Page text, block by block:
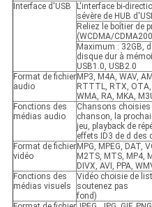
Interface d'USB
L'interface bi-
sévère de HUB
Reliez le boîtier de
(WCDMA/
Maximum : 32GB,
disque dur à
USB1.0, USB2.0
Format de fichier
audio
MP3, M4A, WAV,
RTTTL, RTX, OTA,
WMA, RA, MKA,
Fonctions des
médias audio
Chansons choisies
chanson, la
jeu, playback de
effets ID3 de d des
Format de fichier
vidéo
MPG, MPEG, DAT,
M2TS, MTS, MP4,
DIVX, AVI, PPA,
Fonctions des
médias visuels
Vidéo choisie de
soutenez pas
fond)